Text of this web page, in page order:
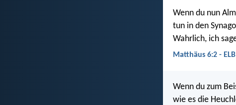
Wenn du nun
tun in den
Wahrlich, ich
Matthäus 6:2 - ELB
Wenn du zum
wie es die